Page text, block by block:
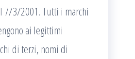
7/3/2001. Tutti i marchi
ai legittimi
di terzi, nomi di